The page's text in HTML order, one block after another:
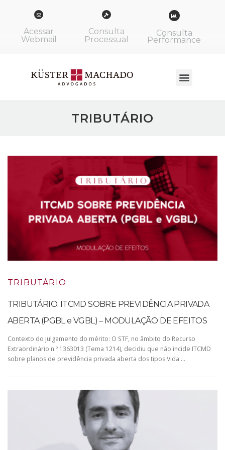
Acessar
Webmail
Consulta
Processual
Consulta
Performance
TRIBUTÁRIO
TRIBUTÁRIO
TRIBUTÁRIO: ITCMD SOBRE PREVIDÊNCIA PRIVADA
ABERTA (PGBL e VGBL) – MODULAÇÃO DE EFEITOS
Contexto do julgamento do mérito: O STF, no âmbito do Recurso
Extraordinário n.º 1363013 (Tema 1214), decidiu que não incide ITCMD
sobre planos de previdência privada aberta dos tipos Vida …